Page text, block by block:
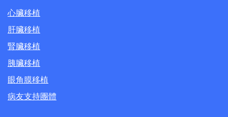
心臟移植
肝臟移植
腎臟移植
胰臟移植
眼角膜移植
病友支持團體